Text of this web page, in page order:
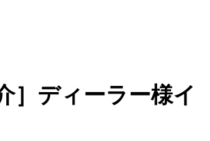
］ディーラー様イ